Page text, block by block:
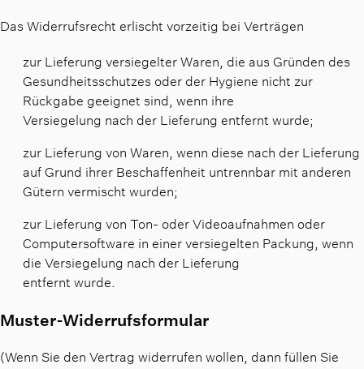
Das Widerrufsrecht erlischt vorzeitig bei Verträgen
zur Lieferung versiegelter Waren, die aus Gründen des
Gesundheitsschutzes oder der Hygiene nicht zur
Rückgabe geeignet sind, wenn ihre
Versiegelung nach der Lieferung entfernt wurde;
zur Lieferung von Waren, wenn diese nach der Lieferung
auf Grund ihrer Beschaffenheit untrennbar mit anderen
Gütern vermischt wurden;
zur Lieferung von Ton- oder Videoaufnahmen oder
Computersoftware in einer versiegelten Packung, wenn
die Versiegelung nach der Lieferung
entfernt wurde.
Muster-Widerrufsformular
(Wenn Sie den Vertrag widerrufen wollen, dann füllen Sie